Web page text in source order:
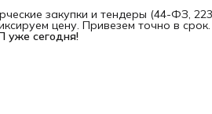
закупки и тендеры (44-ФЗ,
цену. Привезем точно в срок.
уже сегодня!